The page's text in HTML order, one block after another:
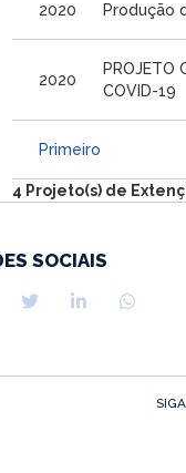
2020 Produção
2020
PROJETO
COVID-19
Primeiro
4 Projeto(s) de
SOCIAIS